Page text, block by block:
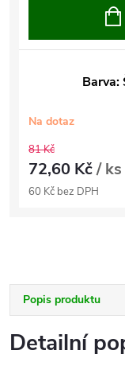
Barva:
Na dotaz
81 Kč
72,60 Kč/ ks
60 Kč bez DPH
Popis produktu
Detailní